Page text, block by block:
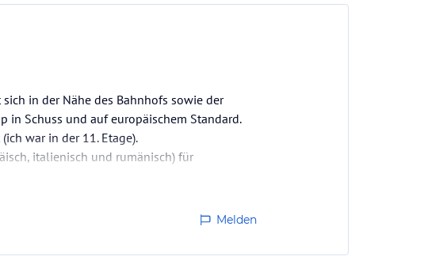
in der Nähe des Bahnhofs sowie der
in Schuss und auf europäischem Standard.
war in der 11. Etage).
italienisch und rumänisch) für
Melden